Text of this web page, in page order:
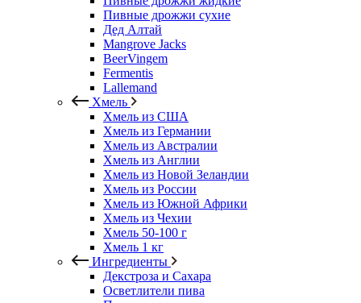
Пивные дрожжи сухие
Дед Алтай
Mangrove Jacks
BeerVingem
Fermentis
Lallemand
Хмель
Хмель из США
Хмель из Германии
Хмель из Австралии
Хмель из Англии
Хмель из Новой Зеландии
Хмель из России
Хмель из Южной Африки
Хмель из Чехии
Хмель 50-100 г
Хмель 1 кг
Ингредиенты
Декстроза и Сахара
Осветлители пива